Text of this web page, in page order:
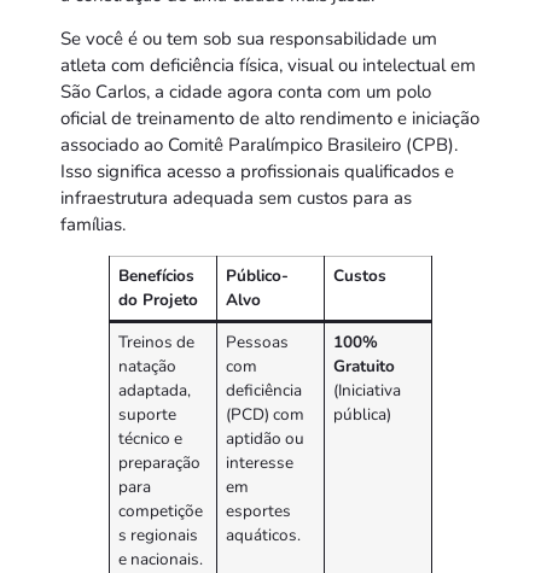
Se você é ou tem sob sua responsabilidade um
atleta com deficiência física, visual ou intelectual em
São Carlos, a cidade agora conta com um polo
oficial de treinamento de alto rendimento e iniciação
associado ao Comitê Paralímpico Brasileiro (CPB).
Isso significa acesso a profissionais qualificados e
infraestrutura adequada sem custos para as
famílias.
Benefícios
do Projeto
Público-
Alvo
Custos
Treinos de
natação
adaptada,
suporte
técnico e
preparação
para
competiçõe
s regionais
e nacionais.
Pessoas
com
deficiência
(PCD) com
aptidão ou
interesse
em
esportes
aquáticos.
100%
Gratuito
(Iniciativa
pública)